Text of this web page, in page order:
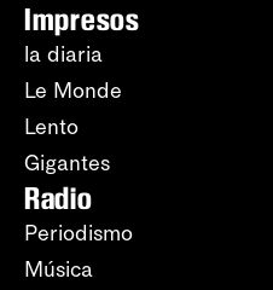
Impresos
la diaria
Le Monde
Lento
Gigantes
Radio
Periodismo
Música